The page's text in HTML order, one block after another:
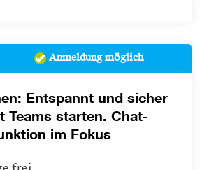
Anmeldung möglich
Entspannt und sicher
Teams starten. Chat-
im Fokus